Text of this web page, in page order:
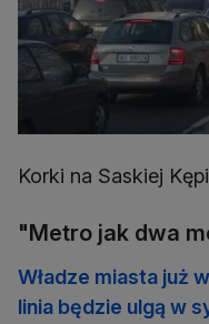
Korki na Saskiej
"Metro jak dwa
Władze miasta już
linia będzie ulgą w